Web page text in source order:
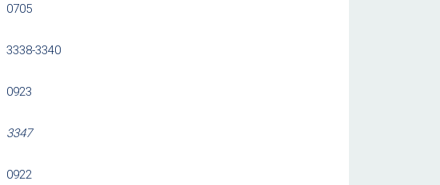
0705
3338-3340
0923
3347
0922